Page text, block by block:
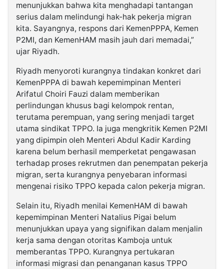
menunjukkan bahwa kita menghadapi tantangan
serius dalam melindungi hak-hak pekerja migran
kita. Sayangnya, respons dari KemenPPPA, Kemen
P2MI, dan KemenHAM masih jauh dari memadai,”
ujar Riyadh.
Riyadh menyoroti kurangnya tindakan konkret dari
KemenPPPA di bawah kepemimpinan Menteri
Arifatul Choiri Fauzi dalam memberikan
perlindungan khusus bagi kelompok rentan,
terutama perempuan, yang sering menjadi target
utama sindikat TPPO. Ia juga mengkritik Kemen P2MI
yang dipimpin oleh Menteri Abdul Kadir Karding
karena belum berhasil memperketat pengawasan
terhadap proses rekrutmen dan penempatan pekerja
migran, serta kurangnya penyebaran informasi
mengenai risiko TPPO kepada calon pekerja migran.
Selain itu, Riyadh menilai KemenHAM di bawah
kepemimpinan Menteri Natalius Pigai belum
menunjukkan upaya yang signifikan dalam menjalin
kerja sama dengan otoritas Kamboja untuk
memberantas TPPO. Kurangnya pertukaran
informasi migrasi dan penanganan kasus TPPO